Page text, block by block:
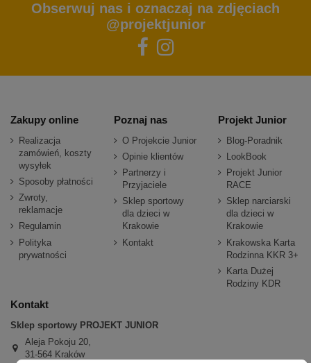
Obserwuj nas i oznaczaj na zdjęciach
@projektjunior
Zakupy online
Realizacja
zamówień, koszty
wysyłek
Sposoby płatności
Zwroty,
reklamacje
Regulamin
Polityka
prywatności
Poznaj nas
O Projekcie Junior
Opinie klientów
Partnerzy i
Przyjaciele
Sklep sportowy
dla dzieci w
Krakowie
Kontakt
Projekt Junior
Blog-Poradnik
LookBook
Projekt Junior
RACE
Sklep narciarski
dla dzieci w
Krakowie
Krakowska Karta
Rodzinna KKR 3+
Karta Dużej
Rodziny KDR
Kontakt
Sklep sportowy PROJEKT JUNIOR
Aleja Pokoju 20,
31-564 Kraków